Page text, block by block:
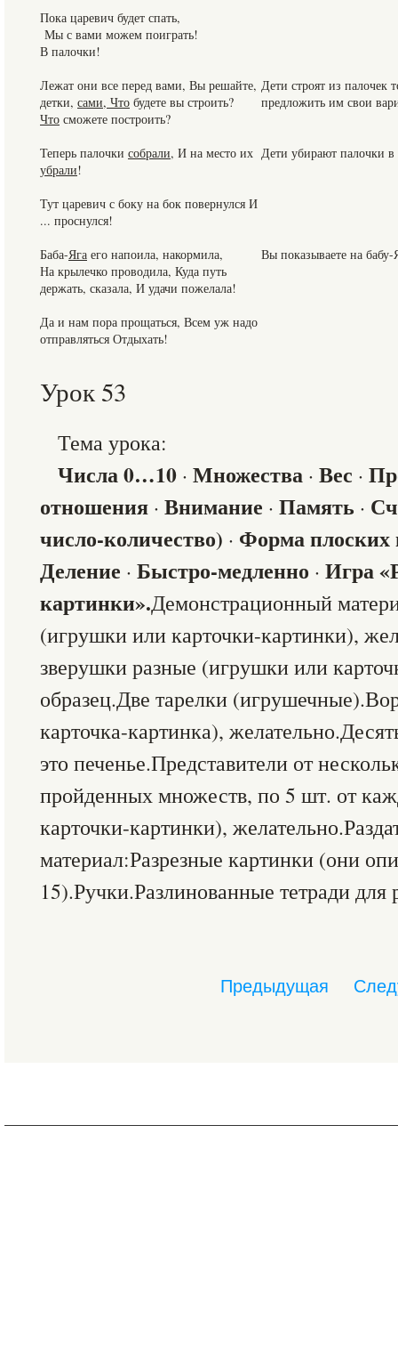
Пока царевич будет спать,
Мы с вами можем поиграть!
В палочки!
Лежат они все перед вами, Вы решайте,
детки, сами, Что будете вы строить?
Что сможете построить?
Дети строят из палочек
предложить им свои
Теперь палочки собрали, И на место их
убрали!
Дети убирают палочки
Тут царевич с боку на бок повернулся И
... проснулся!
Баба-Яга его напоила, накормила,
На крылечко проводила, Куда путь
держать, сказала, И удачи пожелала!
Вы показываете на бабу-
Да и нам пора прощаться, Всем уж надо
отправляться Отдыхать!
Урок 53
Тема урока:
Числа 0…10 · Множества · Вес ·
отношения · Внимание · Память ·
число-количество) · Форма плоских
Деление · Быстро-медленно · Игра
картинки».Демонстрационный
(игрушки или карточки-картинки),
зверушки разные (игрушки или
образец.Две тарелки
карточка-картинка),
это печенье.Представители от
пройденных множеств, по 5 шт. от
карточки-картинки),
материал:Разрезные картинки (они
15).Ручки.Разлинованные тетради для
Предыдущая